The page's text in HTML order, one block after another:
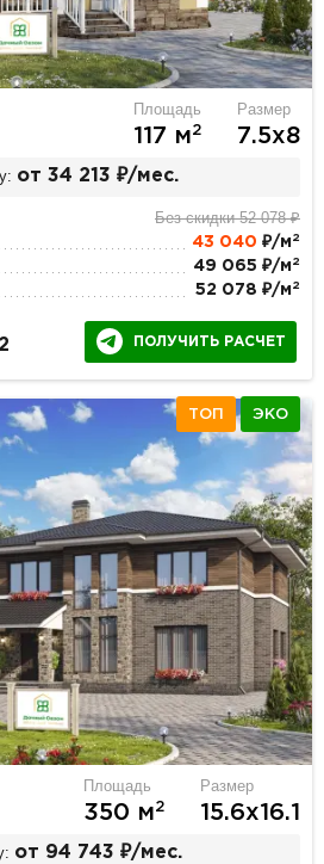
Площадь
117 м2
Размер
7.5х8
от 34 213 ₽/мес.
Без скидки 52 078 ₽
43 040 ₽/м 2
49 065 ₽/м 2
52 078 ₽/м 2
2 ПОЛУЧИТЬ РАСЧЕТ
ТОП ЭКО
Площадь
350 м2
Размер
15.6х16.1
от 94 743 ₽/мес.